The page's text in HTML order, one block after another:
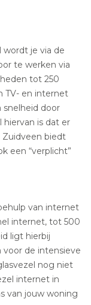
wordt je via de
te werken via
tot 250
TV- en internet
snelheid door
hiervan is dat er
Zuidveen biedt
een “verplicht”
van internet
internet, tot 500
ligt hierbij
de intensieve
nog niet
internet in
van jouw woning